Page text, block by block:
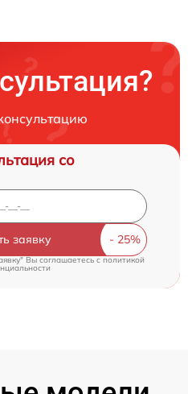
со
заявку
Вы соглашаетесь cполитикой